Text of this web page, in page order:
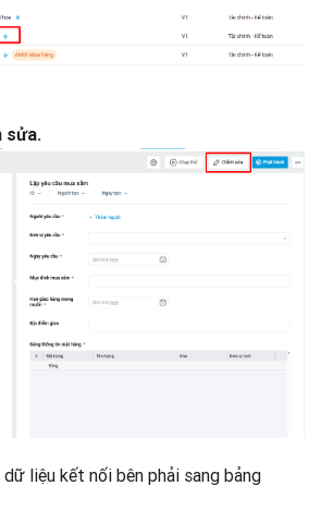
sửa.
liệu kết nối bên phải sang bảng